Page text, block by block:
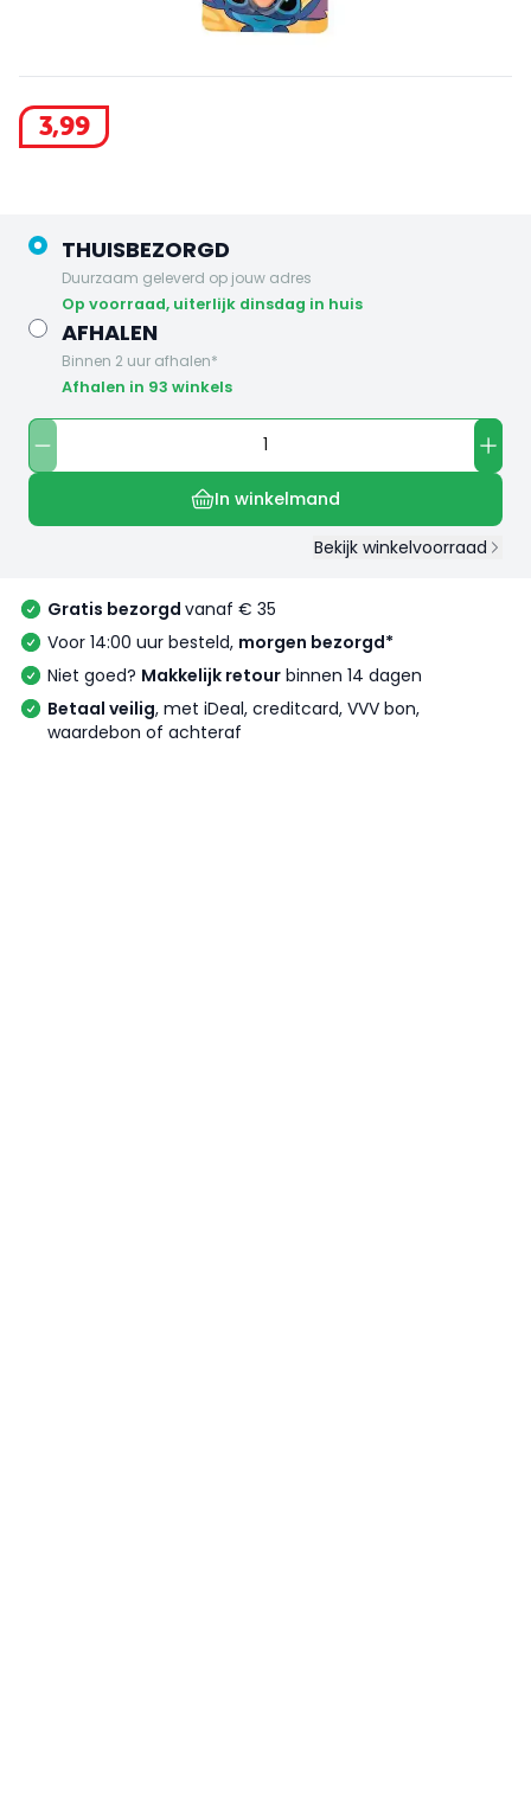
3,99
THUISBEZORGD
Duurzaam geleverd op jouw adres
op voorraad, uiterlijk dinsdag in huis
AFHALEN
Binnen 2 uur afhalen*
Afhalen in 93 winkels
In winkelmand
Bekijk winkelvoorraad
Gratis bezorgd vanaf € 35
Voor 14:00 uur besteld, morgen bezorgd*
Niet goed? Makkelijk retour binnen 14 dagen
Betaal veilig, met iDeal, creditcard, VVV bon,
waardebon of achteraf